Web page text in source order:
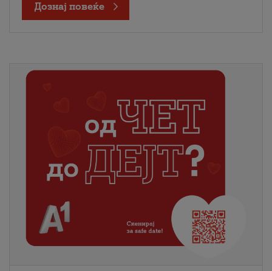
Дознај повеќе